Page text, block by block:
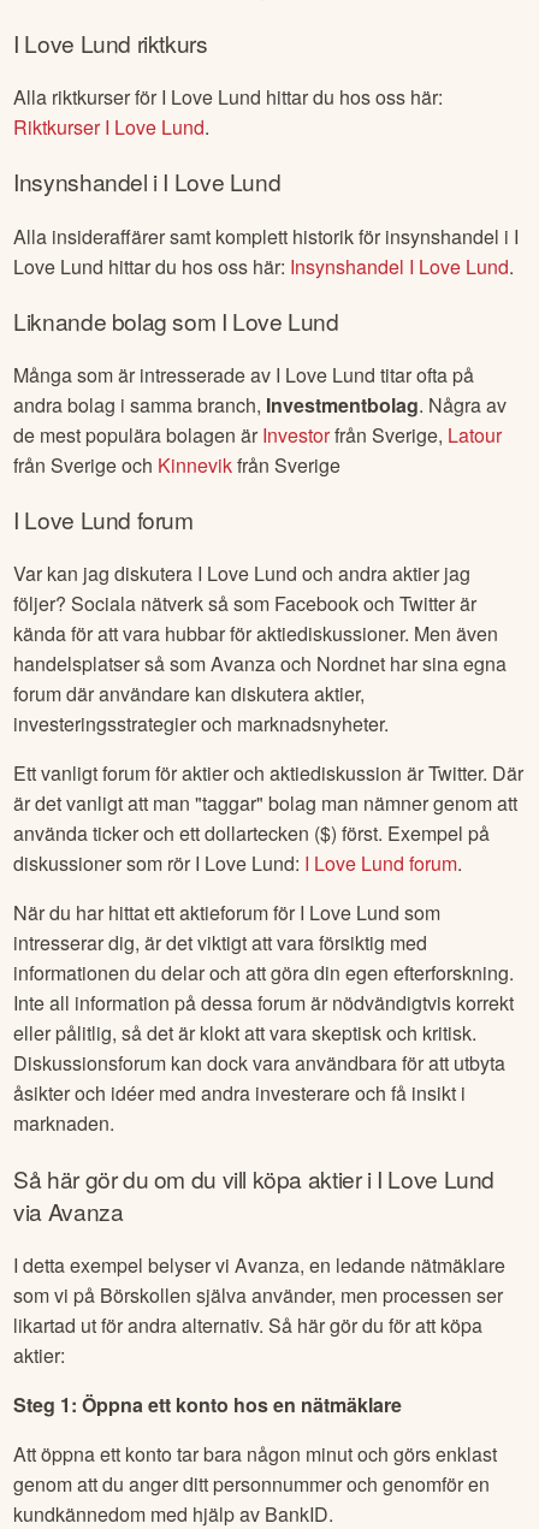
I Love Lund riktkurs
Alla riktkurser för I Love Lund hittar du hos oss här:
RiktkurserI Love Lund.
Insynshandel i I Love Lund
Alla insideraffärer samt komplett historik för insynshandel i I
Love Lund hittar du hos oss här: Insynshandel I Love Lund.
Liknande bolag som I Love Lund
Många som är intresserade av I Love Lund titar ofta på
andra bolag i samma branch, Investmentbolag. Några av
de mest populära bolagen är InvestorfrånSverige, Latour
frånSverigeoch KinnevikfrånSverige
I Love Lund forum
Var kan jag diskutera I Love Lund och andra aktier jag
följer? Sociala nätverk så som Facebook och Twitter är
kända för att vara hubbar för aktiediskussioner. Men även
handelsplatser så som Avanza och Nordnet har sina egna
forum där användare kan diskutera aktier,
investeringsstrategier och marknadsnyheter.
Ett vanligt forum för aktier och aktiediskussion är Twitter. Där
är det vanligt att man "taggar" bolag man nämner genom att
använda ticker och ett dollartecken ($) först. Exempel på
diskussioner som rör I Love Lund: I Love Lund forum.
När du har hittat ett aktieforum för I Love Lund som
intresserar dig, är det viktigt att vara försiktig med
informationen du delar och att göra din egen efterforskning.
Inte all information på dessa forum är nödvändigtvis korrekt
eller pålitlig, så det är klokt att vara skeptisk och kritisk.
Diskussionsforum kan dock vara användbara för att utbyta
åsikter och idéer med andra investerare och få insikt i
marknaden.
Så här gör du om du vill köpa aktier i I Love Lund
via Avanza
I detta exempel belyser vi Avanza, en ledande nätmäklare
som vi på Börskollen själva använder, men processen ser
likartad ut för andra alternativ. Så här gör du för att köpa
aktier:
Steg 1: Öppna ett konto hos en nätmäklare
Att öppna ett konto tar bara någon minut och görs enklast
genom att du anger ditt personnummer och genomför en
kundkännedom med hjälp av BankID.